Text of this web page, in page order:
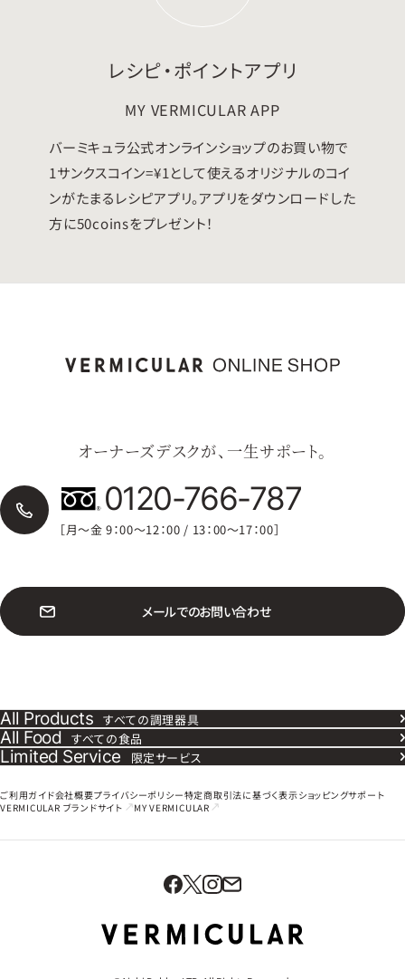
レシピ・ポイントアプリ
MY VERMICULAR APP
バーミキュラ公式オンラインショップのお買い物で
1サンクスコイン=¥1として使えるオリジナルのコイ
ンがたまるレシピアプリ。アプリをダウンロードした
方に50coinsをプレゼント！
オーナーズデスクが、一生サポート。
0120-766-787
［月〜金 9：00〜12：00 / 13：00〜17：00］
メールでのお問い合わせ
All Products すべての調理器具
All Food すべての食品
Limited Service 限定サービス
ご利用ガイド会社概要プライバシーポリシー特定商取引法に基づく表示ショッピングサポート
VERMICULAR ブランドサイト MY VERMICULAR